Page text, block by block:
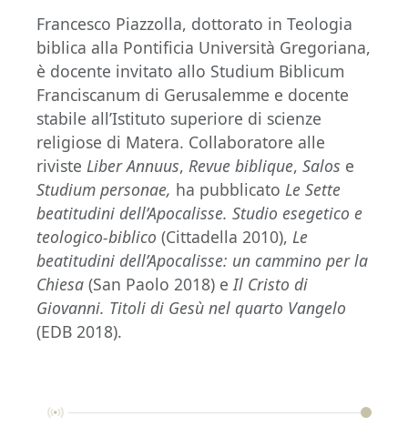
Francesco Piazzolla, dottorato in Teologia
biblica alla Pontificia Università Gregoriana,
è docente invitato allo Studium Biblicum
Franciscanum di Gerusalemme e docente
stabile all’Istituto superiore di scienze
religiose di Matera. Collaboratore alle
riviste Liber Annuus, Revue biblique, Salos e
Studium personae, ha pubblicato Le Sette
beatitudini dell’Apocalisse. Studio esegetico e
teologico-biblico (Cittadella 2010), Le
beatitudini dell’Apocalisse: un cammino per la
Chiesa (San Paolo 2018) eIl Cristo di
Giovanni. Titoli di Gesù nel quarto Vangelo
(EDB 2018).